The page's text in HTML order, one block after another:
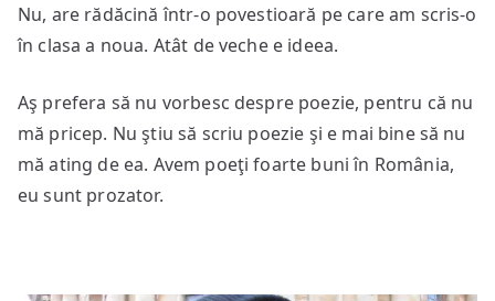
Nu, are rădăcină într-o povestioară pe care am scris-o
în clasa a noua. Atât de veche e ideea.
Aş prefera să nu vorbesc despre poezie, pentru că nu
mă pricep. Nu ştiu să scriu poezie şi e mai bine să nu
mă ating de ea. Avem poeţi foarte buni în România,
eu sunt prozator.